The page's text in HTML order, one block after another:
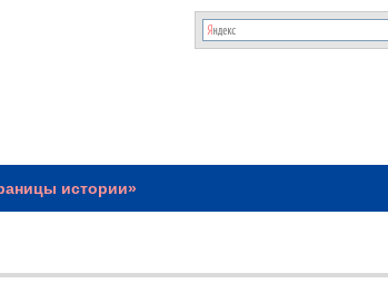
истории»